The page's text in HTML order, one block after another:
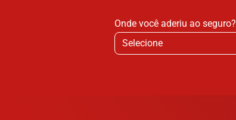
Onde você aderiu ao seguro?
Selecione